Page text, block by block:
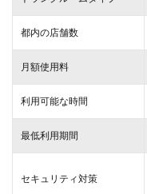
都内の店舗数
月額使用料
利用可能な時間
最低利用期間
セキュリティ対策